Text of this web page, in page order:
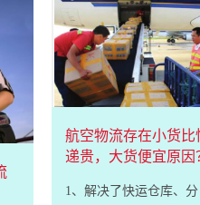
航空物流存在小货比
递贵，大货便宜原因
1、解决了快运仓库、分